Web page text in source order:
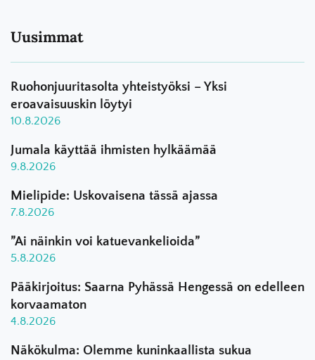
Uusimmat
Ruohonjuuritasolta yhteistyöksi – Yksi
eroavaisuuskin löytyi
10.8.2026
Jumala käyttää ihmisten hylkäämää
9.8.2026
Mielipide: Uskovaisena tässä ajassa
7.8.2026
”Ai näinkin voi katuevankelioida”
5.8.2026
Pääkirjoitus: Saarna Pyhässä Hengessä on edelleen
korvaamaton
4.8.2026
Näkökulma: Olemme kuninkaallista sukua